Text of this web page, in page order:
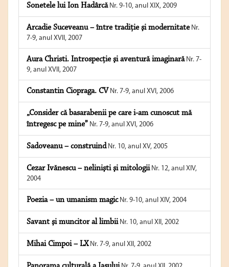
Sonetele lui Ion HadârcăNr. 9-10, anul XIX, 2009
Arcadie Suceveanu – între tradiţie şi modernitateNr.
7-9, anul XVII, 2007
Aura Christi. Introspecţie şi aventură imaginarăNr. 7-
9, anul XVII, 2007
Constantin Ciopraga. CV Nr. 7-9, anul XVI, 2006
„Consider că basarabenii pe care i-am cunoscut mă
întregesc pe mine” Nr. 7-9, anul XVI, 2006
Sadoveanu – construindNr. 10, anul XV, 2005
Cezar Ivănescu – nelinişti şi mitologiiNr. 12, anul XIV,
2004
Poezia – un umanism magicNr. 9-10, anul XIV, 2004
Savant şi muncitor al limbiiNr. 10, anul XII, 2002
Mihai Cimpoi – LXNr. 7-9, anul XII, 2002